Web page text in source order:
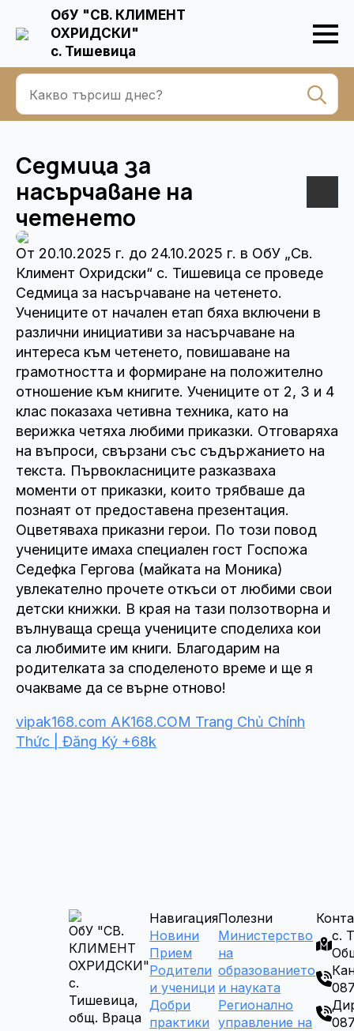
ОбУ "СВ. КЛИМЕНТ
ОХРИДСКИ"
с. Тишевица
Седмица за
насърчаване на
четенето
От 20.10.2025 г. до 24.10.2025 г. в ОбУ „Св.
Климент Охридски“ с. Тишевица се проведе
Седмица за насърчаване на четенето.
Учениците от начален етап бяха включени в
различни инициативи за насърчаване на
интереса към четенето, повишаване на
грамотността и формиране на положително
отношение към книгите. Учениците от 2, 3 и 4
клас показаха четивна техника, като на
верижка четяха любими приказки. Отговаряха
на въпроси, свързани със съдържанието на
текста. Първокласниците разказваха
моменти от приказки, които трябваше да
познаят от предоставена презентация.
Оцветяваха приказни герои. По този повод
учениците имаха специален гост Госпожа
Седефка Гергова (майката на Моника)
увлекателно прочете откъси от любими свои
детски книжки. В края на тази ползотворна и
вълнуваща среща учениците споделиха кои
са любимите им книги. Благодарим на
родителката за споделеното време и ще я
очакваме да се върне отново!
vipak168.com AK168.COM Trang Chủ Chính
Thức | Đăng Ký +68k
ОбУ "СВ.
КЛИМЕНТ
ОХРИДСКИ"
с.
Тишевица,
общ. Враца
Навигация
Новини
Прием
Родители
и ученици
Добри
практики
Полезни
Министерство
на
образованието
и науката
Регионално
управление на
с.